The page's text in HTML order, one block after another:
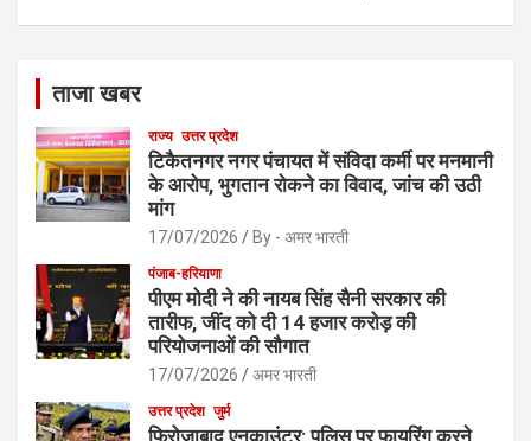
ताजा खबर
राज्य उत्तर प्रदेश
टिकैतनगर नगर पंचायत में संविदा कर्मी पर मनमानी
के आरोप, भुगतान रोकने का विवाद, जांच की उठी
मांग
17/07/2026 By - अमर भारती
पंजाब-हरियाणा
पीएम मोदी ने की नायब सिंह सैनी सरकार की
तारीफ, जींद को दी 14 हजार करोड़ की
परियोजनाओं की सौगात
17/07/2026 अमर भारती
उत्तर प्रदेश जुर्म
फिरोजाबाद एनकाउंटर: पुलिस पर फायरिंग करने